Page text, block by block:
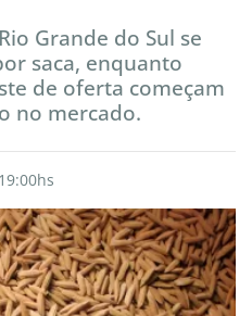
Grande do Sul se
saca, enquanto
de oferta começam
no mercado.